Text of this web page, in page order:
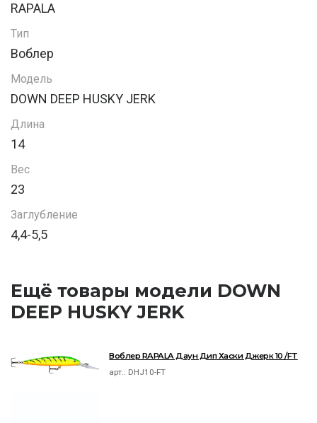
RAPALA
Тип
Воблер
Модель
DOWN DEEP HUSKY JERK
Длина
14
Вес
23
Заглубление
4,4-5,5
Ещё товары модели DOWN
DEEP HUSKY JERK
Воблер RAPALA Даун Дип Хаски Джерк 10 /FT
арт.: DHJ10-FT